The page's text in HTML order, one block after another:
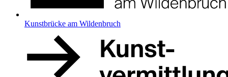
Kunstbrücke am Wildenbruch